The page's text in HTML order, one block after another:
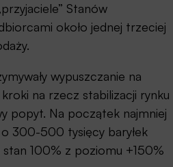
Stanów
około jednej trzeciej
wypuszczanie na
na rzecz stabilizacji rynku
popyt. Na początek najmniej
300-500 tysięcy baryłek
100% z poziomu +150%